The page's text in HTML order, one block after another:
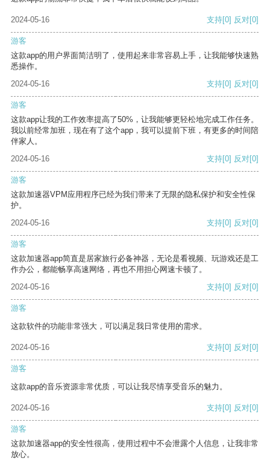
2024-05-16 支持[0] 反对[0]
游客
这款app的用户界面简洁明了，使用起来非常容易上手，让我能够快速熟
悉操作。
2024-05-16
支持[0] 反对[0]
游客
这款app让我的工作效率提高了50%，让我能够更轻松地完成工作任务。
我以前经常加班，现在有了这个app，我可以提前下班，有更多的时间陪
伴家人。
2024-05-16
支持[0] 反对[0]
游客
这款加速器VPM应用程序已经为我们带来了无限的隐私保护和安全性保
护。
2024-05-16
支持[0] 反对[0]
游客
这款加速器app简直是居家旅行必备神器，无论是看视频、玩游戏还是工
作办公，都能畅享高速网络，再也不用担心网速卡顿了。
2024-05-16
支持[0] 反对[0]
游客
这款软件的功能非常强大，可以满足我日常使用的需求。
2024-05-16 支持[0] 反对[0]
游客
这款app的音乐资源非常优质，可以让我尽情享受音乐的魅力。
2024-05-16 支持[0] 反对[0]
游客
这款加速器app的安全性很高，使用过程中不会泄露个人信息，让我非常
放心。